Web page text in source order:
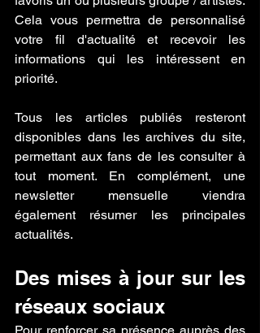
Cela vous permettra de personnalisé
votre fil d'actualité et recevoir les
informations qui les intéressent en
priorité.
Tous les articles publiés resteront
disponibles dans les archives du site,
permettant aux fans de les consulter à
tout moment. En complément, une
newsletter mensuelle viendra
également résumer les principales
actualités.
Des mises à jour sur les
réseaux sociaux